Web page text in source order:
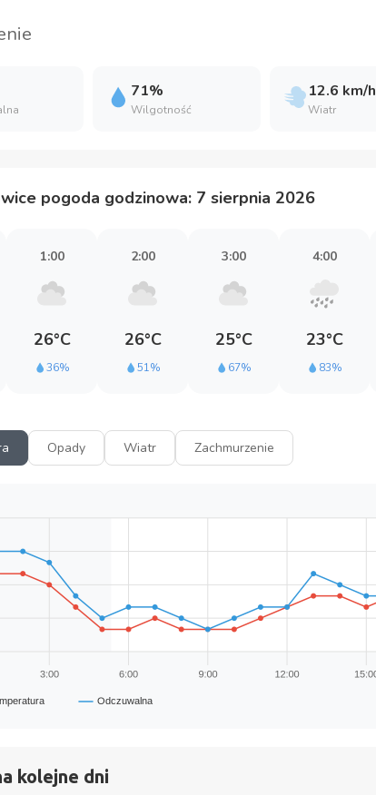
71%
Wilgotność
12.6 km/h
Wiatr
pogoda godzinowa: 7 sierpnia 2026
1:00
26°C
36%
2:00
26°C
51%
3:00
25°C
67%
4:00
23°C
83%
Opady Wiatr Zachmurzenie
kolejne dni